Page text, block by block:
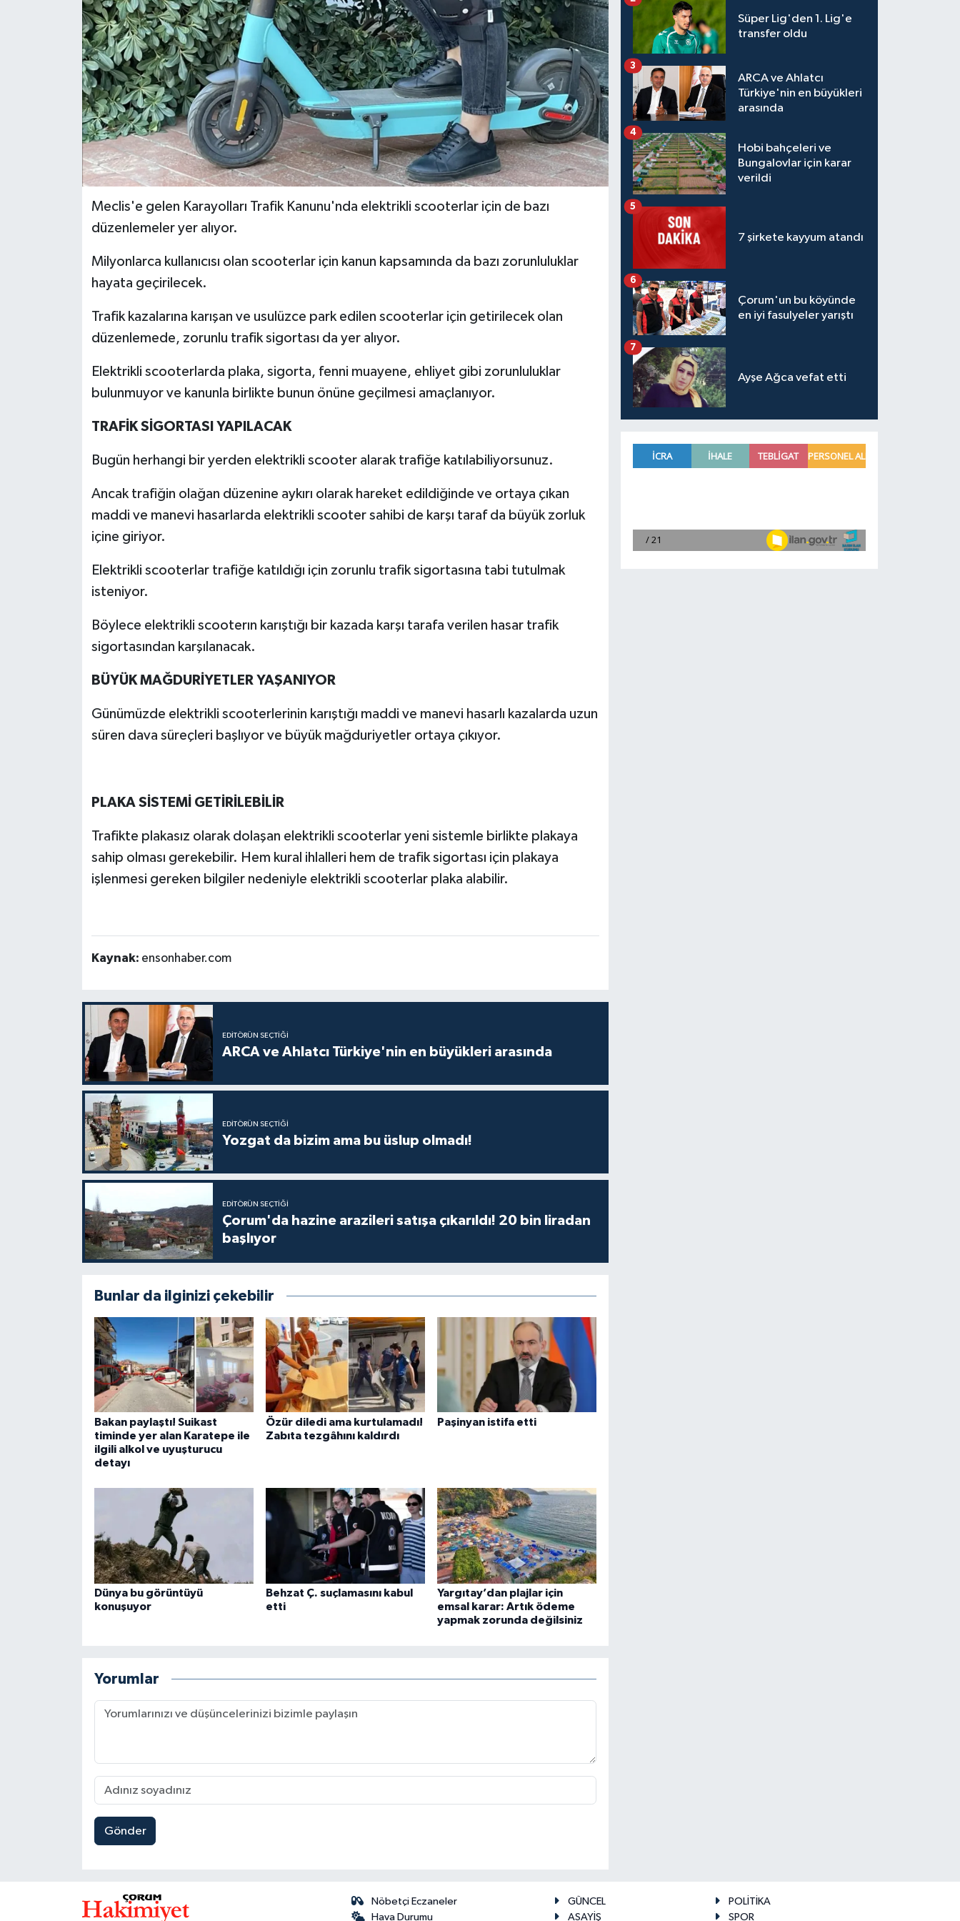
Meclis'e gelen Karayolları Trafik Kanunu'nda elektrikli scooterlar için de bazı
düzenlemeler yer alıyor.
Milyonlarca kullanıcısı olan scooterlar için kanun kapsamında da bazı zorunluluklar
hayata geçirilecek.
Trafik kazalarına karışan ve usulüzce park edilen scooterlar için getirilecek olan
düzenlemede, zorunlu trafik sigortası da yer alıyor.
Elektrikli scooterlarda plaka, sigorta, fenni muayene, ehliyet gibi zorunluluklar
bulunmuyor ve kanunla birlikte bunun önüne geçilmesi amaçlanıyor.
TRAFİK SİGORTASI YAPILACAK
Bugün herhangi bir yerden elektrikli scooter alarak trafiğe katılabiliyorsunuz.
Ancak trafiğin olağan düzenine aykırı olarak hareket edildiğinde ve ortaya çıkan
maddi ve manevi hasarlarda elektrikli scooter sahibi de karşı taraf da büyük zorluk
içine giriyor.
Elektrikli scooterlar trafiğe katıldığı için zorunlu trafik sigortasına tabi tutulmak
isteniyor.
Böylece elektrikli scooterın karıştığı bir kazada karşı tarafa verilen hasar trafik
sigortasından karşılanacak.
BÜYÜK MAĞDURİYETLER YAŞANIYOR
Günümüzde elektrikli scooterlerinin karıştığı maddi ve manevi hasarlı kazalarda uzun
süren dava süreçleri başlıyor ve büyük mağduriyetler ortaya çıkıyor.
PLAKA SİSTEMİ GETİRİLEBİLİR
Trafikte plakasız olarak dolaşan elektrikli scooterlar yeni sistemle birlikte plakaya
sahip olması gerekebilir. Hem kural ihlalleri hem de trafik sigortası için plakaya
işlenmesi gereken bilgiler nedeniyle elektrikli scooterlar plaka alabilir.
Kaynak: ensonhaber.com
EDITÖRÜN SEÇTIĞI
ARCA ve Ahlatcı Türkiye'nin en büyükleri arasında
EDITÖRÜN SEÇTIĞI
Yozgat da bizim ama bu üslup olmadı!
EDITÖRÜN SEÇTIĞI
Çorum'da hazine arazileri satışa çıkarıldı! 20 bin liradan
başlıyor
Bunlar da ilginizi çekebilir
Bakan paylaştı! Suikast
timinde yer alan Karatepe ile
ilgili alkol ve uyuşturucu
detayı
Özür diledi ama kurtulamadı!
Zabıta tezgâhını kaldırdı
Paşinyan istifa etti
Dünya bu görüntüyü
konuşuyor
Behzat Ç. suçlamasını kabul
etti
Yargıtay’dan plajlar için
emsal karar: Artık ödeme
yapmak zorunda değilsiniz
Yorumlar
Gönder
Süper Lig'den 1. Lig'e
transfer oldu
ARCA ve Ahlatcı
Türkiye'nin en büyükleri
arasında
3
Hobi bahçeleri ve
Bungalovlar için karar
verildi
4
7 şirkete kayyum atandı
5
Çorum'un bu köyünde
en iyi fasulyeler yarıştı
6
Ayşe Ağca vefat etti
7
Nöbetçi Eczaneler
Hava Durumu
GÜNCEL
POLİTİKA
ASAYİŞ
SPOR
İLÇELER
OTOPARK
TEKNOLOJİ